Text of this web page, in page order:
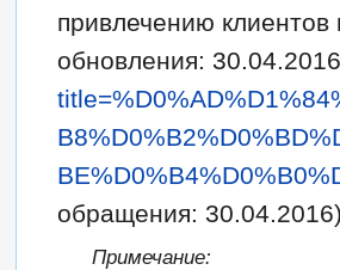
привлечению
обновления:
обращения:
Примечание: